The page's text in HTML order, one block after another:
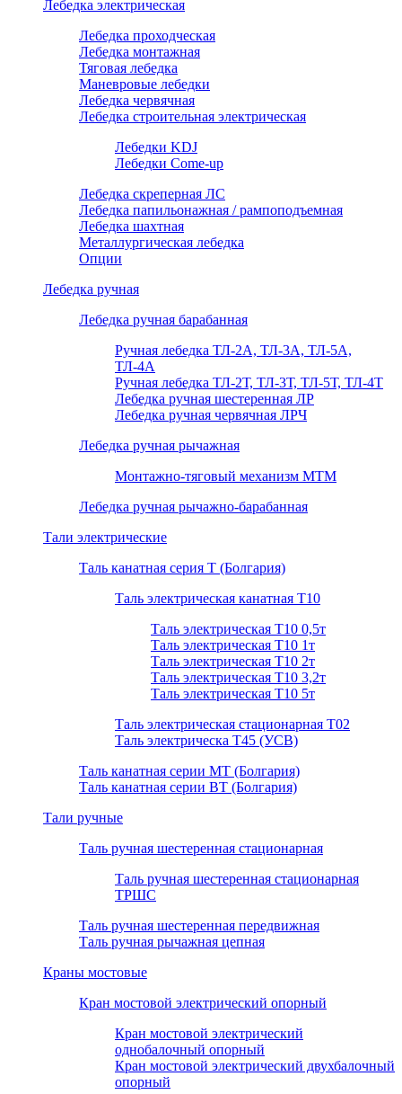
Лебедка электрическая
Лебедка проходческая
Лебедка монтажная
Тяговая лебедка
Маневровые лебедки
Лебедка червячная
Лебедка строительная электрическая
Лебедки KDJ
Лебедки Come-up
Лебедка скреперная ЛС
Лебедка папильонажная / рампоподъемная
Лебедка шахтная
Металлургическая лебедка
Опции
Лебедка ручная
Лебедка ручная барабанная
Ручная лебедка ТЛ-2А, ТЛ-3А, ТЛ-5А,
ТЛ-4А
Ручная лебедка ТЛ-2Т, ТЛ-3Т, ТЛ-5Т, ТЛ-4Т
Лебедка ручная шестеренная ЛР
Лебедка ручная червячная ЛРЧ
Лебедка ручная рычажная
Монтажно-тяговый механизм МТМ
Лебедка ручная рычажно-барабанная
Тали электрические
Таль канатная серия Т (Болгария)
Таль электрическая канатная Т10
Таль электрическая Т10 0,5т
Таль электрическая Т10 1т
Таль электрическая Т10 2т
Таль электрическая Т10 3,2т
Таль электрическая Т10 5т
Таль электрическая стационарная Т02
Таль электрическа T45 (УСВ)
Таль канатная серии МТ (Болгария)
Таль канатная серии ВТ (Болгария)
Тали ручные
Таль ручная шестеренная стационарная
Таль ручная шестеренная стационарная
ТРШС
Таль ручная шестеренная передвижная
Таль ручная рычажная цепная
Краны мостовые
Кран мостовой электрический опорный
Кран мостовой электрический
однобалочный опорный
Кран мостовой электрический двухбалочный
опорный